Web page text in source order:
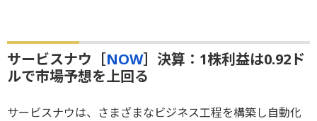
サービスナウ［NOW］決算：1株利益は0.92ド
ルで市場予想を上回る
サービスナウは、さまざまなビジネス工程を構築し自動化